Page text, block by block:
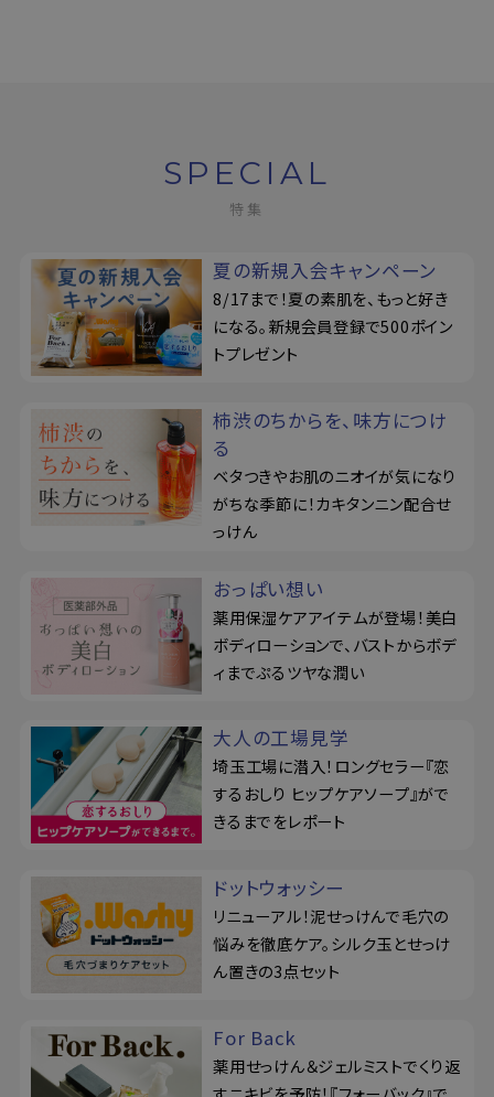
SPECIAL
特集
夏の新規入会キャンペーン
8/17まで！夏の素肌を、もっと好き
になる。新規会員登録で500ポイン
トプレゼント
柿渋のちからを、味方につけ
る
ベタつきやお肌のニオイが気になり
がちな季節に！カキタンニン配合せ
っけん
おっぱい想い
薬用保湿ケアアイテムが登場！美白
ボディローションで、バストからボデ
ィまでぷるツヤな潤い
大人の工場見学
埼玉工場に潜入！ロングセラー『恋
するおしり ヒップケアソープ』がで
きるまでをレポート
ドットウォッシー
リニューアル！泥せっけんで毛穴の
悩みを徹底ケア。シルク玉とせっけ
ん置きの3点セット
For Back
薬用せっけん＆ジェルミストでくり返